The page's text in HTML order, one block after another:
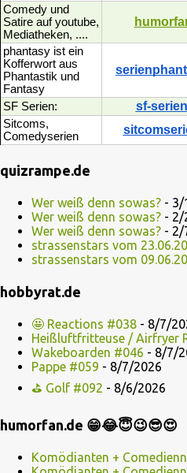
Comedy und
Satire auf youtube,
Mediatheken, ....
phantasy ist ein
Kofferwort aus
Phantastik und
Fantasy
SF Serien: sf-
Sitcoms,
Comedyserien
quizrampe.de
Wer weiß denn sowas? - 3/
Wer weiß denn sowas? - 2/
Wer weiß denn sowas? - 2/
strassenstars vom
strassenstars vom
hobbyrat.de
🤩 Reactions #038 - 8/7/
Heißluftfritteuse / Airfryer
Wakeboarden #046 - 8/7/
Pappe #059 - 8/7/2026
⛳ Golf #092 - 8/6/2026
humorfan.de 😁😂😇😉😎😍
Komödianten +